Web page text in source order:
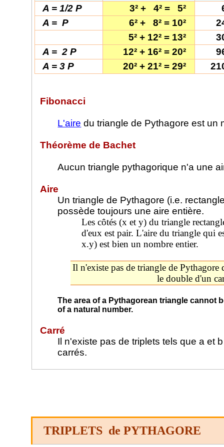
A = 1/2 P 3² + 4² = 5²
A = P 6² + 8² = 10²
5² + 12² = 13²
A = 2 P 12² + 16² = 20²
A = 3 P
20² + 21² = 29²
Fibonacci
L'aire du triangle de Pythagore est un
Théorème de Bachet
Aucun triangle pythagorique n'a une
Aire
Un triangle de Pythagore (i.e.
possède toujours une aire entière.
Les côtés (x et y) du triangle
d'eux est pair. L'aire du triangle qui
x.y) est bien un nombre entier.
Il n'existe pas de triangle de Pythagore
le double d'un
The area of a Pythagorean triangle cannot
of a natural number.
Carré
Il n'existe pas de triplets tels que a et
carrés.
TRIPLETS de PYTHAGORE